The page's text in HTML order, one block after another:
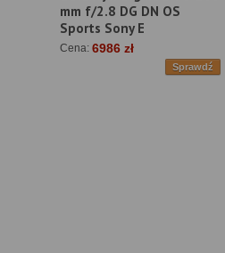
mm f/2.8 DG DN OS
Sports Sony E
Cena: 6986 zł
Sprawdź